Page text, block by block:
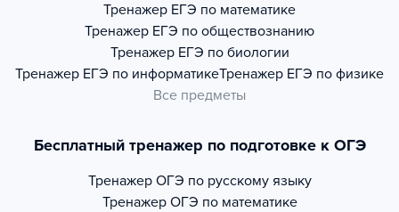
Тренажер ЕГЭ по математике
Тренажер ЕГЭ по обществознанию
Тренажер ЕГЭ по биологии
Тренажер ЕГЭ по информатикеТренажер ЕГЭ по физике
Все предметы
Бесплатный тренажер по подготовке к ОГЭ
Тренажер ОГЭ по русскому языку
Тренажер ОГЭ по математике